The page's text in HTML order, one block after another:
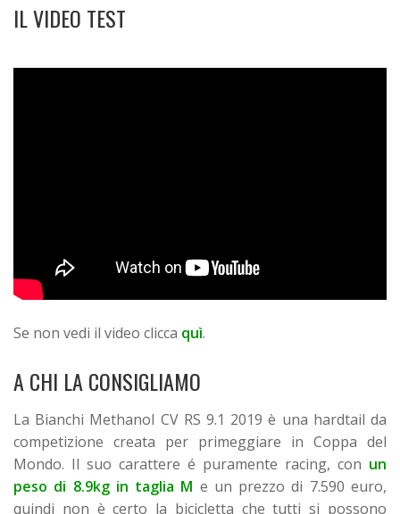
IL VIDEO TEST
Se non vedi il video clicca quì.
A CHI LA CONSIGLIAMO
La Bianchi Methanol CV RS 9.1 2019 è una hardtail da
competizione creata per primeggiare in Coppa del
Mondo. Il suo carattere é puramente racing, con un
peso di 8.9kg in taglia M e un prezzo di 7.590 euro,
quindi non è certo la bicicletta che tutti si possono